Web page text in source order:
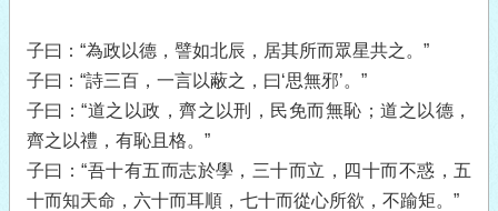
子曰：“為政以德，譬如北辰，居其所而眾星共之。”
子曰：“詩三百，一言以蔽之，曰‘思無邪’。”
子曰：“道之以政，齊之以刑，民免而無恥；道之以德，
齊之以禮，有恥且格。”
子曰：“吾十有五而志於學，三十而立，四十而不惑，五
十而知天命，六十而耳順，七十而從心所欲，不踰矩。”